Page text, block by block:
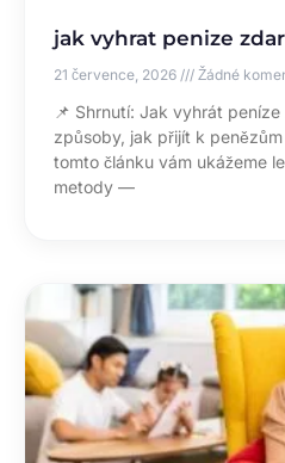
jak vyhrat penize
21 července, 2026 Žádné
📌 Shrnutí: Jak vyhrát
způsoby, jak přijít k
tomto článku vám ukážeme
metody —